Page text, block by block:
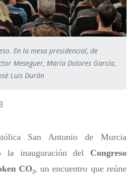
En la mesa presidencial, de
Meseguer, María Dolores García,
Luis Durán
San Antonio de Murcia
la inauguración del Congreso
CO₂, un encuentro que reúne